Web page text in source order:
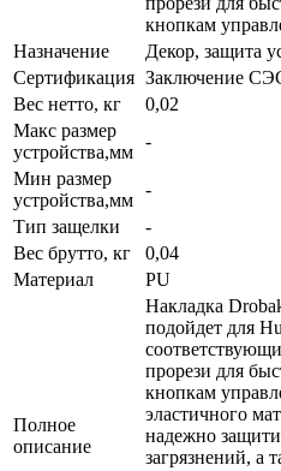
кнопкам
Назначение
Декор, защита
Сертификация Заключение
Вес нетто, кг
0,02
Макс размер
устройства,мм
-
Мин размер
устройства,мм
-
Тип защелки
-
Вес брутто, кг
0,04
Материал
PU
Полное
описание
Накладка
подойдет для
прорези для
кнопкам
эластичного
надежно
загрязнений, а